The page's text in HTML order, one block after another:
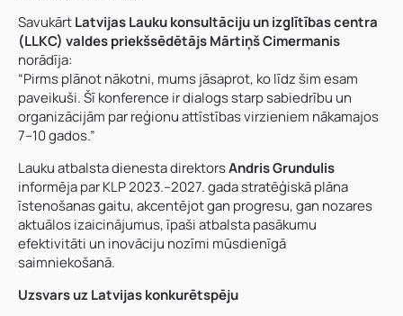
SavukārtLatvijas Lauku konsultāciju un izglītības centra
(LLKC) valdes priekšsēdētājs Mārtiņš Cimermanis
norādīja:
“Pirms plānot nākotni, mums jāsaprot, ko līdz šim esam
paveikuši. Šī konference ir dialogs starp sabiedrību un
organizācijām par reģionu attīstības virzieniem nākamajos
7–10 gados.”
Lauku atbalsta dienesta direktorsAndris Grundulis
informēja par KLP 2023.–2027. gada stratēģiskā plāna
īstenošanas gaitu, akcentējot gan progresu, gan nozares
aktuālos izaicinājumus, īpaši atbalsta pasākumu
efektivitāti un inovāciju nozīmi mūsdienīgā
saimniekošanā.
Uzsvars uz Latvijas konkurētspēju